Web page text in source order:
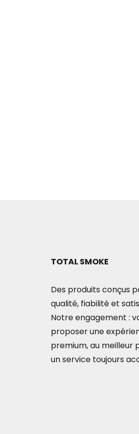
TOTAL SMOKE
Des produits conçus
qualité, fiabilité et
Notre engagement :
proposer une
premium, au meilleur
un service toujours